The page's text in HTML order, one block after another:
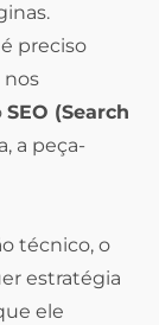
preciso
nos
SEO (Search
a peça-
técnico, o
estratégia
ele